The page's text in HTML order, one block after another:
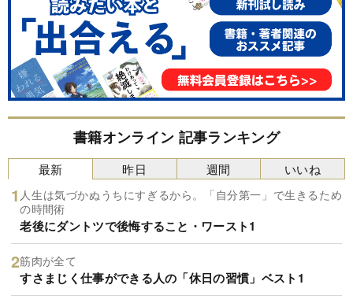
書籍オンライン 記事ランキング
最新
人生は気づかぬうちにすぎるから。「自分第一」で生きるため
の時間術
老後にダントツで後悔すること・ワースト1
筋肉が全て
すさまじく仕事ができる人の「休日の習慣」ベスト1
昨日 週間 いいね